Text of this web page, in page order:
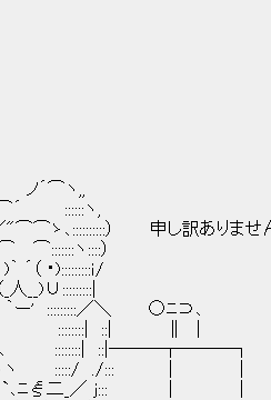
,,
ヽ,
申し訳ありません！
::::）
ｉ/
／＼ ○ﾆ⊃､
::| ∥ |
./::: | |
／ j::: | |